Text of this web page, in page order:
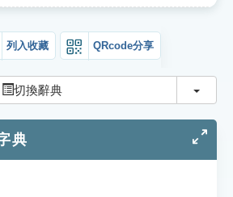
列入收藏 QRcode分享
切換辭典 切換
典